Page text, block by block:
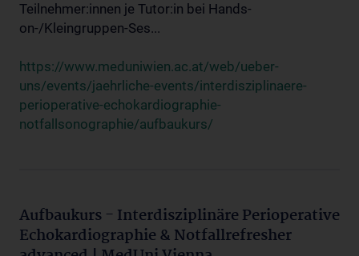
Teilnehmer:innen je Tutor:in bei Hands-
on-/Kleingruppen-Ses...
https://www.meduniwien.ac.at/web/ueber-
uns/events/jaehrliche-events/interdisziplinaere-
perioperative-echokardiographie-
notfallsonographie/aufbaukurs/
Aufbaukurs - Interdisziplinäre Perioperative
Echokardiographie & Notfallrefresher